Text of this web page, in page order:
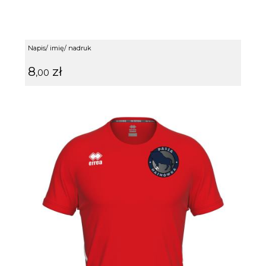
Napis/ imię/ nadruk
8,00 zł